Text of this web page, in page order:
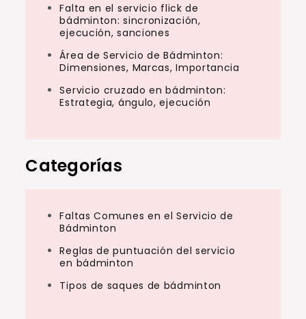
Falta en el servicio flick de
bádminton: sincronización,
ejecución, sanciones
Área de Servicio de Bádminton:
Dimensiones, Marcas, Importancia
Servicio cruzado en bádminton:
Estrategia, ángulo, ejecución
Categorías
Faltas Comunes en el Servicio de
Bádminton
Reglas de puntuación del servicio
en bádminton
Tipos de saques de bádminton